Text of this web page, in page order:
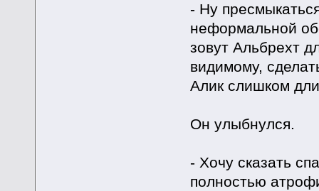
- Ну
неформальной
зовут Альбрехт
видимому,
Алик слишком
Он улыбнулся.
- Хочу сказать
полностью